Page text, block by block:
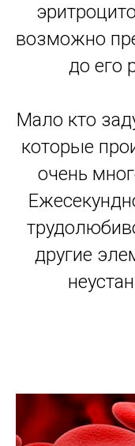
возможно
до его
Мало кто
которые
очень
другие